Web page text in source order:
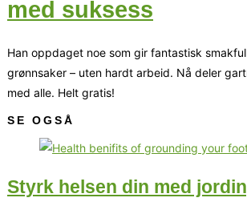
med suksess
­­­Han oppdaget noe som gir fantastisk
grønnsaker – uten hardt arbeid. Nå deler
med alle. Helt gratis!
SE OGSÅ
Styrk helsen din med